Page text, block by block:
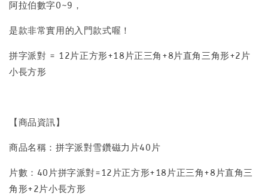
阿拉伯數字0~9，
是款非常實用的入門款式喔！
拼字派對 = 12片正方形+18片正三角+8片直角三角形+2片
小長方形
【商品資訊】
商品名稱：拼字派對雪鑽磁力片40片
片數：40片拼字派對=12片正方形+18片正三角+8片直角三
角形+2片小長方形